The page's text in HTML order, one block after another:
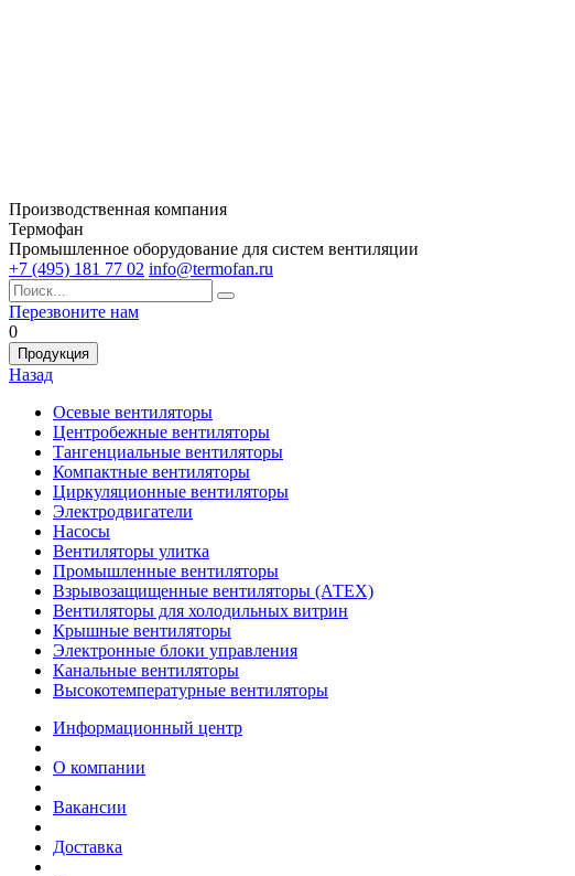
Производственная компания
Термофан
Промышленное оборудование для систем вентиляции
+7 (495) 181 77 02 info@termofan.ru
Перезвоните нам
0
Продукция
Назад
Осевые вентиляторы
Центробежные вентиляторы
Тангенциальные вентиляторы
Компактные вентиляторы
Циркуляционные вентиляторы
Электродвигатели
Насосы
Вентиляторы улитка
Промышленные вентиляторы
Взрывозащищенные вентиляторы (АТЕХ)
Вентиляторы для холодильных витрин
Крышные вентиляторы
Электронные блоки управления
Канальные вентиляторы
Высокотемпературные вентиляторы
Информационный центр
О компании
Вакансии
Доставка